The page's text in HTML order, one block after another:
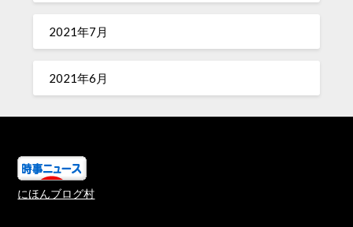
2021年7月
2021年6月
にほんブログ村